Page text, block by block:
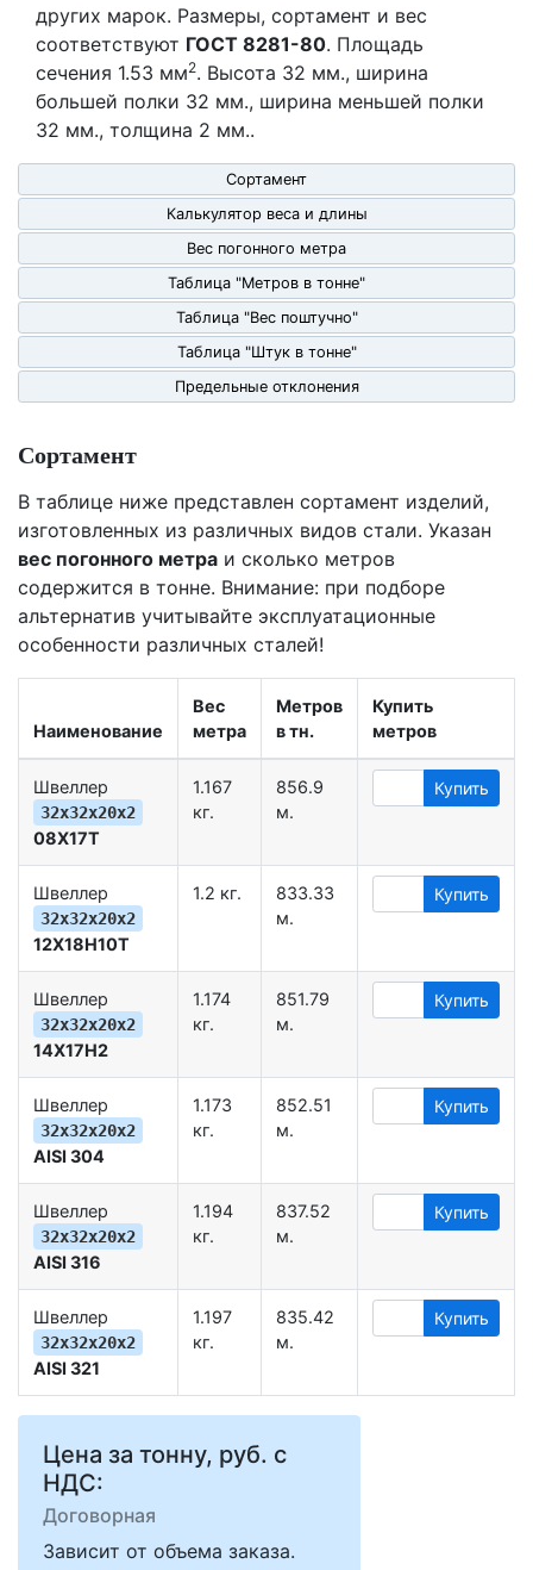
других марок. Размеры, сортамент и вес
соответствуют ГОСТ 8281-80. Площадь
сечения 1.53 мм2. Высота 32 мм., ширина
большей полки 32 мм., ширина меньшей полки
32 мм., толщина 2 мм..
Сортамент
Калькулятор веса и длины
Вес погонного метра
Таблица "Метров в тонне"
Таблица "Вес поштучно"
Таблица "Штук в тонне"
Предельные отклонения
Сортамент
В таблице ниже представлен сортамент изделий,
изготовленных из различных видов стали. Указан
вес погонного метра и сколько метров
содержится в тонне. Внимание: при подборе
альтернатив учитывайте эксплуатационные
особенности различных сталей!
Наименование
Вес
метра
Метров
в тн.
Купить
метров
Швеллер
32х32х20х2
08Х17Т
1.167
кг.
856.9
м.
Купить
Швеллер
32х32х20х2
12Х18Н10Т
1.2 кг.
833.33
м.
Купить
Швеллер
32х32х20х2
14Х17Н2
1.174
кг.
851.79
м.
Купить
Швеллер
32х32х20х2
AISI 304
1.173
кг.
852.51
м.
Купить
Швеллер
32х32х20х2
AISI 316
1.194
кг.
837.52
м.
Купить
Швеллер
32х32х20х2
AISI 321
1.197
кг.
835.42
м.
Купить
Цена за тонну, руб. с
НДС:
Договорная
Зависит от объема заказа.